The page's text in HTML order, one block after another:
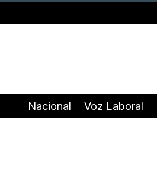
Nacional Voz Laboral